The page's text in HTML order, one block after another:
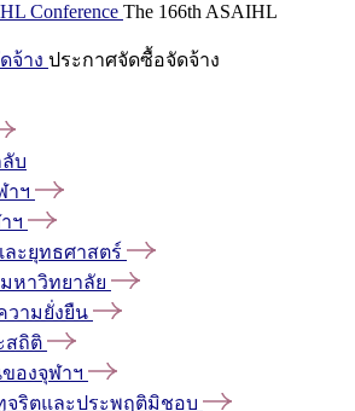
Conference The 166th ASAIHL
จ้าง ประกาศจัดซื้อจัดจ้าง
บ
าฯ
ฯ
ะยุทธศาสตร์
หาวิทยาลัย
วามยั่งยืน
สถิติ
องจุฬาฯ
จริตและประพฤติมิชอบ